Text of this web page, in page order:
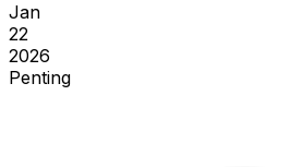
Jan
22
2026
Penting